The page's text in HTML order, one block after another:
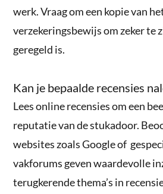
werk. Vraag om een kopie van
verzekeringsbewijs om zeker te
geregeld is.
Kan je bepaalde recensies
Lees online recensies om een
reputatie van de stukadoor.
websites zoals Google of
vakforums geven waardevolle
terugkerende thema’s in